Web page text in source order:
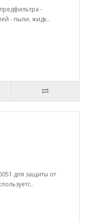
-
- пыли, жидк..
для защиты от